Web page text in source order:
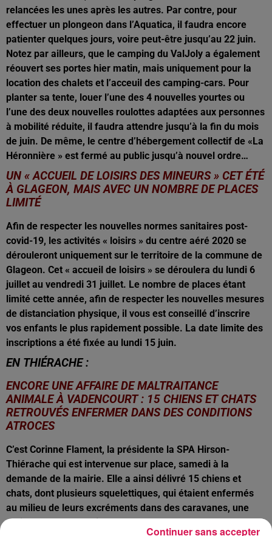
relancées les unes après les autres. Par contre, pour
effectuer un plongeon dans l’Aquatica, il faudra encore
patienter quelques jours, voire peut-être jusqu’au 22 juin.
Notez par ailleurs, que le camping du ValJoly a également
réouvert ses portes hier matin, mais uniquement pour la
location des chalets et l’acceuil des camping-cars. Pour
planter sa tente, louer l’une des 4 nouvelles yourtes ou
l’une des deux nouvelles roulottes adaptées aux personnes
à mobilité réduite, il faudra attendre jusqu’à la fin du mois
de juin. De même, le centre d’hébergement collectif de «La
Héronnière » est fermé au public jusqu’à nouvel ordre…
UN « ACCUEIL DE LOISIRS DES MINEURS » CET ÉTÉ
À GLAGEON, MAIS AVEC UN NOMBRE DE PLACES
LIMITÉ
Afin de respecter les nouvelles normes sanitaires post-
covid-19, les activités « loisirs » du centre aéré 2020 se
dérouleront uniquement sur le territoire de la commune de
Glageon. Cet « accueil de loisirs » se déroulera du lundi 6
juillet au vendredi 31 juillet. Le nombre de places étant
limité cette année, afin de respecter les nouvelles mesures
de distanciation physique, il vous est conseillé d’inscrire
vos enfants le plus rapidement possible. La date limite des
inscriptions a été fixée au lundi 15 juin.
EN THIÉRACHE :
ENCORE UNE AFFAIRE DE MALTRAITANCE
ANIMALE À VADENCOURT : 15 CHIENS ET CHATS
RETROUVÉS ENFERMER DANS DES CONDITIONS
ATROCES
C’est Corinne Flament, la présidente la SPA Hirson-
Thiérache qui est intervenue sur place, samedi à la
demande de la mairie. Elle a ainsi délivré 15 chiens et
chats, dont plusieurs squelettiques, qui étaient enfermés
au milieu de leurs excréments dans des caravanes, une
maison vétuste et même dans une cave dépourvue de
Continuer sans accepter